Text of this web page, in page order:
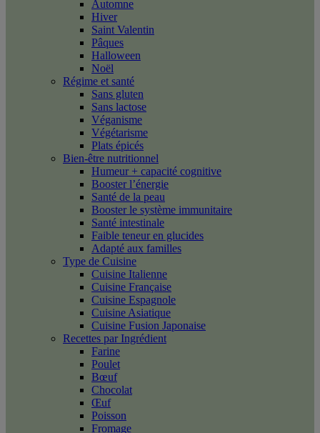
Automne
Hiver
Saint Valentin
Pâques
Halloween
Noël
Régime et santé
Sans gluten
Sans lactose
Véganisme
Végétarisme
Plats épicés
Bien-être nutritionnel
Humeur + capacité cognitive
Booster l’énergie
Santé de la peau
Booster le système immunitaire
Santé intestinale
Faible teneur en glucides
Adapté aux familles
Type de Cuisine
Cuisine Italienne
Cuisine Française
Cuisine Espagnole
Cuisine Asiatique
Cuisine Fusion Japonaise
Recettes par Ingrédient
Farine
Poulet
Bœuf
Chocolat
Œuf
Poisson
Fromage